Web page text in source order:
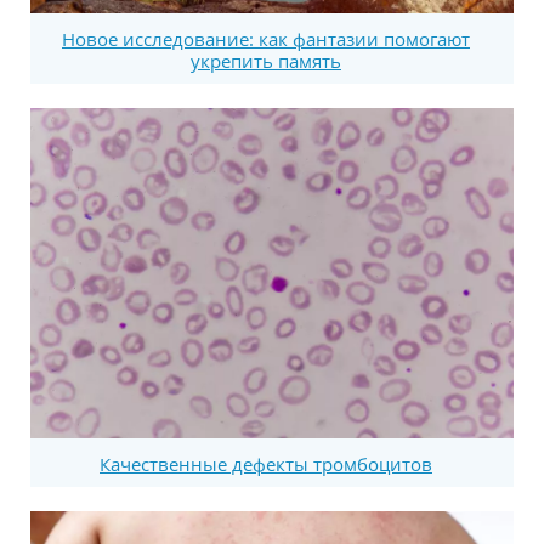
Новое исследование: как фантазии помогают
укрепить память
Качественные дефекты тромбоцитов